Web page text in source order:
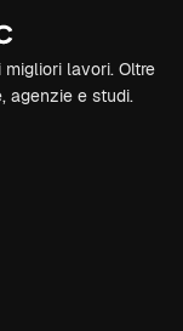
lavori. Oltre
agenzie e studi.